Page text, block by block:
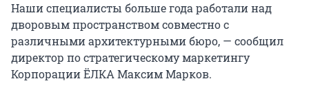
Наши специалисты больше года работали над
дворовым пространством совместно с
различными архитектурными бюро, — сообщил
директор по стратегическому маркетингу
Корпорации ЁЛКА Максим Марков.